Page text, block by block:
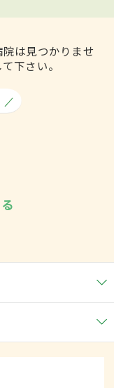
は見つかりませ
下さい。